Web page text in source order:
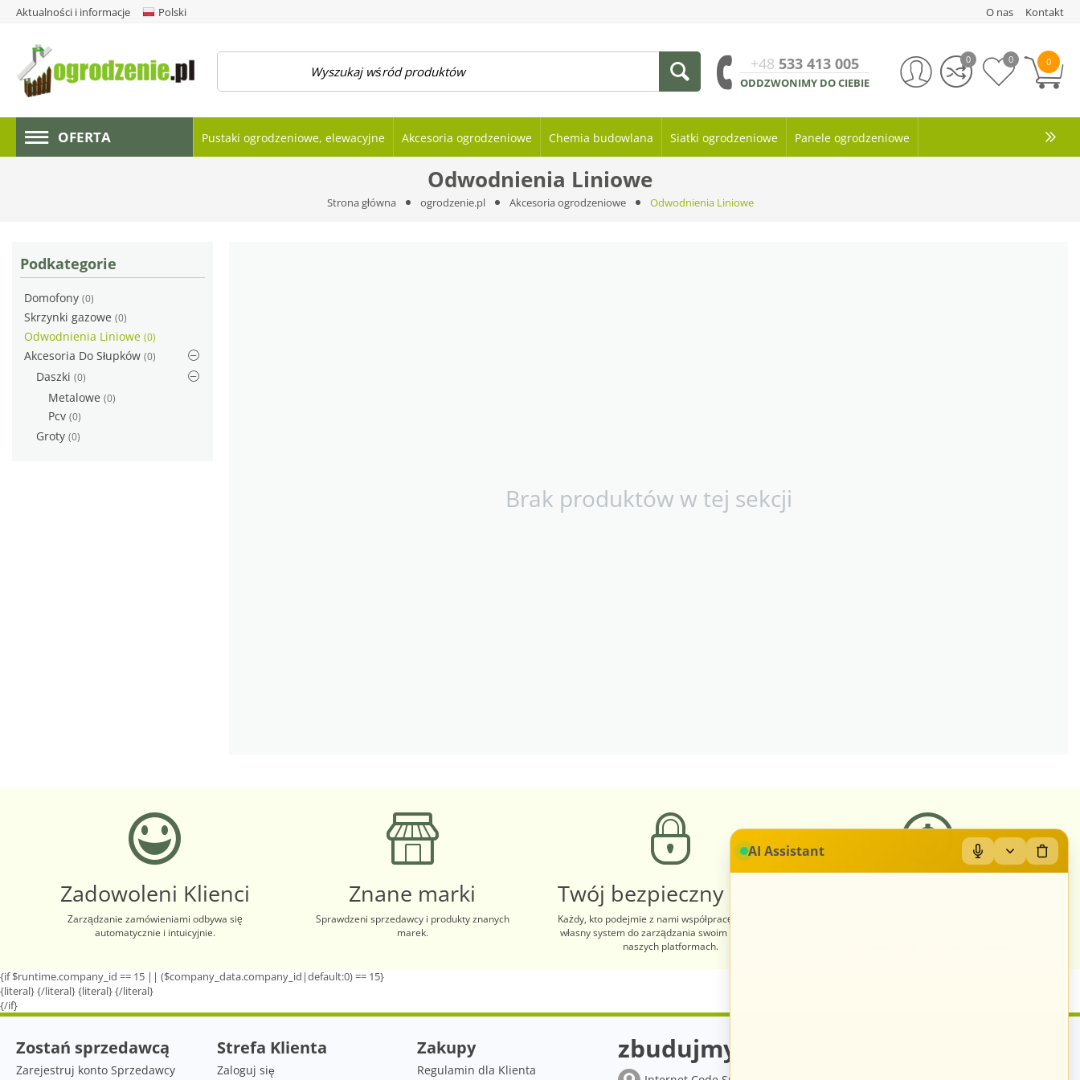
Aktualności i informacje Polski O nas Kontakt
+48 533 413 005
ODDZWONIMY DO CIEBIE
0
0 0
OFERTA Pustaki ogrodzeniowe, elewacyjne Akcesoria ogrodzeniowe Chemia budowlana Siatki ogrodzeniowe Panele ogrodzeniowe
Odwodnienia Liniowe
Strona główna ogrodzenie.pl Akcesoria ogrodzeniowe Odwodnienia Liniowe
Podkategorie
Domofony (0)
Skrzynki gazowe (0)
Odwodnienia Liniowe (0)
Akcesoria Do Słupków (0)
Daszki (0)
Metalowe (0)
Pcv (0)
Groty (0)
menu
Brak produktów w tej sekcji
Zadowoleni Klienci
Zarządzanie zamówieniami odbywa się
automatycznie i intuicyjnie.
Znane marki
Sprawdzeni sprzedawcy i produkty znanych
marek.
Twój bezpieczny sklep
Każdy, kto podejmie z nami współpracę, otrzymuje
własny system do zarządzania swoim sklepem na
naszych platformach.
{if $runtime.company_id == 15 || ($company_data.company_id|default:0) == 15}
{literal}{/literal}
AI Assistant
{literal}{/literal}
{/if}
Zostań sprzedawcą
Zarejestruj konto Sprzedawcy
Strefa Klienta
Zaloguj się
Zakupy
Regulamin dla Klienta
zbudujmy.pl